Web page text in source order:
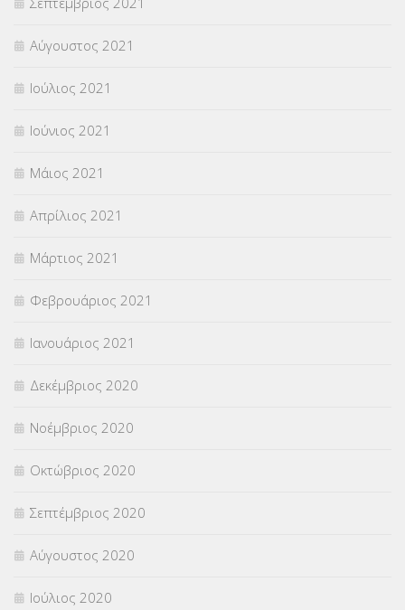
Αύγουστος 2021
Ιούλιος 2021
Ιούνιος 2021
Μάιος 2021
Απρίλιος 2021
Μάρτιος 2021
Φεβρουάριος 2021
Ιανουάριος 2021
Δεκέμβριος 2020
Νοέμβριος 2020
Οκτώβριος 2020
Σεπτέμβριος 2020
Αύγουστος 2020
Ιούλιος 2020